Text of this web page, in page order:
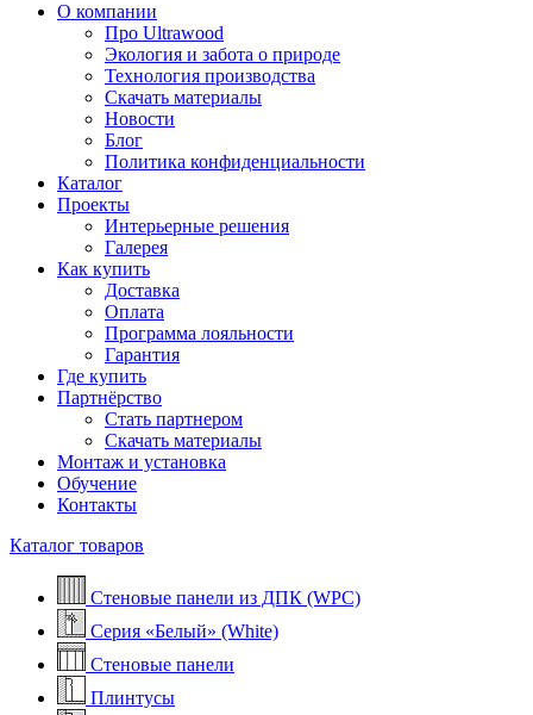
О компании
Про Ultrawood
Экология и забота о природе
Технология производства
Скачать материалы
Новости
Блог
Политика конфиденциальности
Каталог
Проекты
Интерьерные решения
Галерея
Как купить
Доставка
Оплата
Программа лояльности
Гарантия
Где купить
Партнёрство
Стать партнером
Скачать материалы
Монтаж и установка
Обучение
Контакты
Каталог товаров
Стеновые панели из ДПК (WPC)
Серия «Белый» (White)
Стеновые панели
Плинтусы